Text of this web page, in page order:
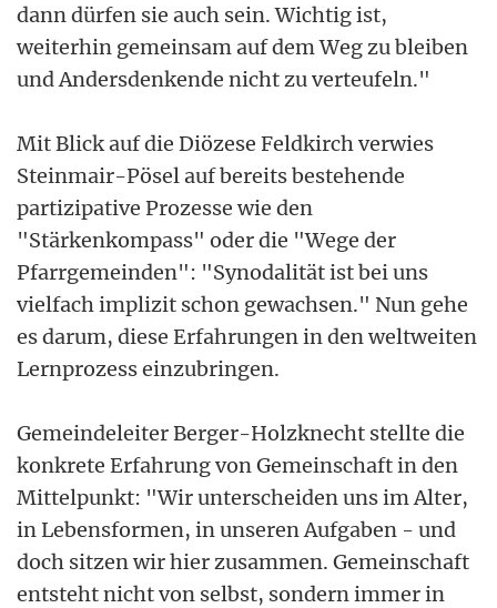
dann dürfen sie auch sein. Wichtig ist,
weiterhin gemeinsam auf dem Weg zu bleiben
und Andersdenkende nicht zu verteufeln."
Mit Blick auf die Diözese Feldkirch verwies
Steinmair-Pösel auf bereits bestehende
partizipative Prozesse wie den
"Stärkenkompass" oder die "Wege der
Pfarrgemeinden": "Synodalität ist bei uns
vielfach implizit schon gewachsen." Nun gehe
es darum, diese Erfahrungen in den weltweiten
Lernprozess einzubringen.
Gemeindeleiter Berger-Holzknecht stellte die
konkrete Erfahrung von Gemeinschaft in den
Mittelpunkt: "Wir unterscheiden uns im Alter,
in Lebensformen, in unseren Aufgaben - und
doch sitzen wir hier zusammen. Gemeinschaft
entsteht nicht von selbst, sondern immer in